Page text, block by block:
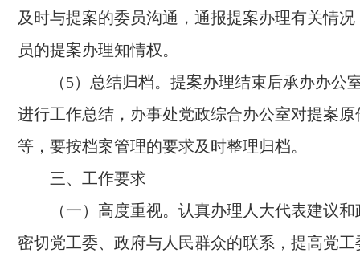
及时与提案的委员沟通，通报提案办理有关情
员的提案办理知情权。
（5）总结归档。提案办理结束后承办办公
进行工作总结，办事处党政综合办公室对提案
等，要按档案管理的要求及时整理归档。
三、工作要求
（一）高度重视。认真办理人大代表建议
密切党工委、政府与人民群众的联系，提高党